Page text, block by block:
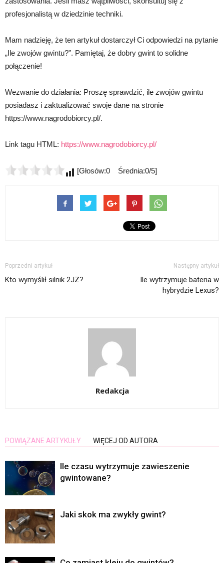
profesjonalistą w dziedzinie techniki.
Mam nadzieję, że ten artykuł dostarczył Ci odpowiedzi na pytanie
„Ile zwojów gwintu?”. Pamiętaj, że dobry gwint to solidne
połączenie!
Wezwanie do działania: Proszę sprawdzić, ile zwojów gwintu
posiadasz i zaktualizować swoje dane na stronie
https://www.nagrodobiorcy.pl/.
Link tagu HTML: https://www.nagrodobiorcy.pl/
[Głosów:0 Średnia:0/5]
Poprzedni artykuł
Kto wymyślił silnik 2JZ?
Następny artykuł
Ile wytrzymuje bateria w
hybrydzie Lexus?
Redakcja
POWIĄZANE ARTYKUŁY WIĘCEJ OD AUTORA
Ile czasu wytrzymuje zawieszenie
gwintowane?
Jaki skok ma zwykły gwint?